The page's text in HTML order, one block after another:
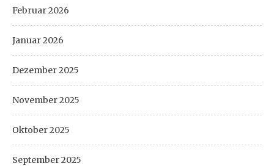
Februar 2026
Januar 2026
Dezember 2025
November 2025
Oktober 2025
September 2025